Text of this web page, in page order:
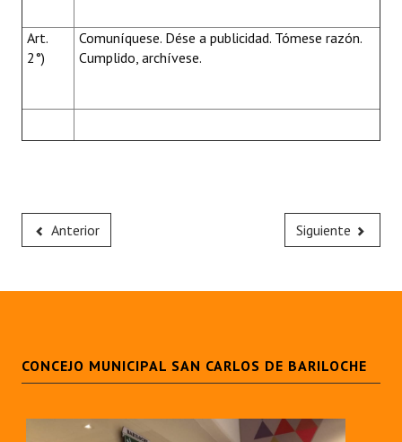
Art.
2°)
Comuníquese. Dése a publicidad. Tómese razón.
Cumplido, archívese.
Anterior Siguiente
CONCEJO MUNICIPAL SAN CARLOS DE BARILOCHE